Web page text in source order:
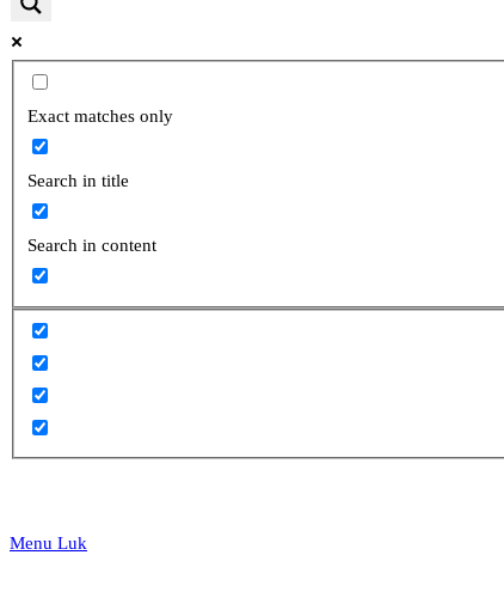
search
Exact matches only
Search in title
Search in content
Menu Luk